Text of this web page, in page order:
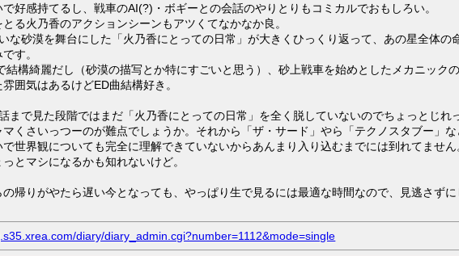
好感持てるし、戦車のAI(?)・ボギーとの会話のやりとりもコミカルでおもしろい。
る火乃香のアクションシーンもアツくてなかなか良。
な砂漠を舞台にした「火乃香にとっての日常」が大きくひっくり返って、あの星全体
す。
結構綺麗だし（砂漠の描写とか特にすごいと思う）、砂上戦車を始めとしたメカニック
囲気はあるけどED曲結構好き。
まで見た段階ではまだ「火乃香にとっての日常」を全く脱していないのでちょっとじ
くさいっつーのが難点でしょうか。それから「ザ・サード」やら「テクノスタブー」
世界観についても完全に理解できていないからあんまり入り込むまでには到れてませ
とマシになるかも知れないけど。
帰りがやたら遅い今となっても、やっぱり生で見るには最適な時間なので、見逃さず
diary/diary_admin.cgi?number=1112&mode=single